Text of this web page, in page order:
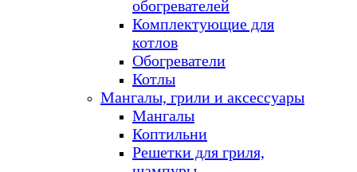
обогревателей
Комплектующие для
котлов
Обогреватели
Котлы
Мангалы, грили и аксессуары
Мангалы
Коптильни
Решетки для гриля,